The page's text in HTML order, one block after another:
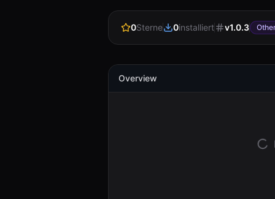
0Sterne 0installiert v1.0.3
Overview